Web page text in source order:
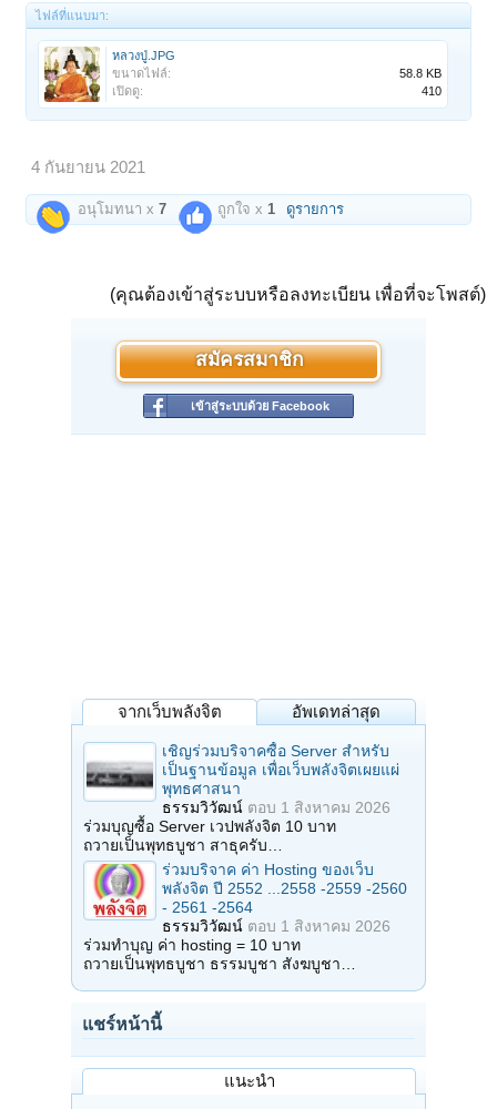
ไฟล์ที่แนบมา:
หลวงปู่.JPG
ขนาดไฟล์:
58.8 KB
เปิดดู:
410
4 กันยายน 2021
อนุโมทนา x7 ถูกใจ x 1 ดูรายการ
(คุณต้องเข้าสู่ระบบหรือลงทะเบียน เพื่อที่จะโพสต์)
สมัครสมาชิก
เข้าสู่ระบบด้วย Facebook
จากเว็บพลังจิต อัพเดทล่าสุด
เชิญร่วมบริจาคซื้อ Server สำหรับ
เป็นฐานข้อมูล เพื่อเว็บพลังจิตเผยแผ่
พุทธศาสนา
ธรรมวิวัฒน์ ตอบ 1 สิงหาคม 2026
ร่วมบุญซื้อ Server เวปพลังจิต 10 บาท
ถวายเป็นพุทธบูชา สาธุครับ…
ร่วมบริจาค ค่า Hosting ของเว็บ
พลังจิต ปี 2552 ...2558 -2559 -2560
- 2561 -2564
ธรรมวิวัฒน์ ตอบ 1 สิงหาคม 2026
ร่วมทำบุญ ค่า hosting = 10 บาท
ถวายเป็นพุทธบูชา ธรรมบูชา สังฆบูชา…
แชร์หน้านี้
แนะนำ